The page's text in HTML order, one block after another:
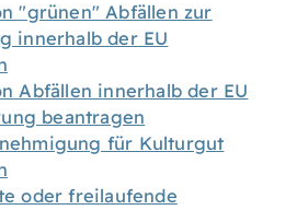
"grünen" Abfällen zur
innerhalb der EU
Abfällen innerhalb der EU
beantragen
für Kulturgut
oder freilaufende